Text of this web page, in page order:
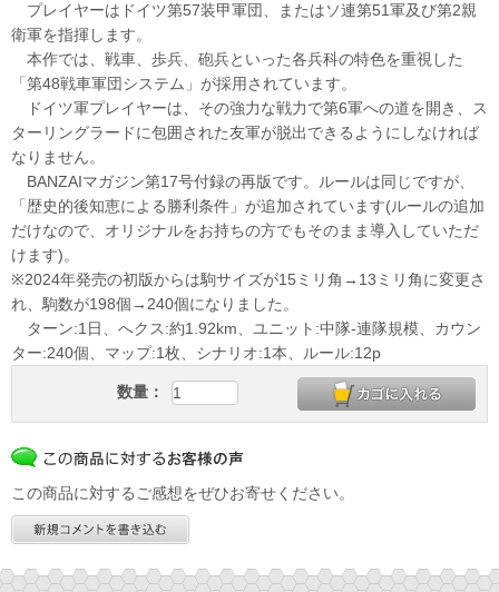
プレイヤーはドイツ第57装甲軍団、またはソ連第51軍及び第2親
衛軍を指揮します。
本作では、戦車、歩兵、砲兵といった各兵科の特色を重視した
「第48戦車軍団システム」が採用されています。
ドイツ軍プレイヤーは、その強力な戦力で第6軍への道を開き、ス
ターリングラードに包囲された友軍が脱出できるようにしなければ
なりません。
BANZAIマガジン第17号付録の再版です。ルールは同じですが、
「歴史的後知恵による勝利条件」が追加されています(ルールの追加
だけなので、オリジナルをお持ちの方でもそのまま導入していただ
けます)。
※2024年発売の初版からは駒サイズが15ミリ角→13ミリ角に変更さ
れ、駒数が198個→240個になりました。
ターン:1日、へクス:約1.92km、ユニット:中隊-連隊規模、カウン
ター:240個、マップ:1枚、シナリオ:1本、ルール:12p
数量：
この商品に対するご感想をぜひお寄せください。